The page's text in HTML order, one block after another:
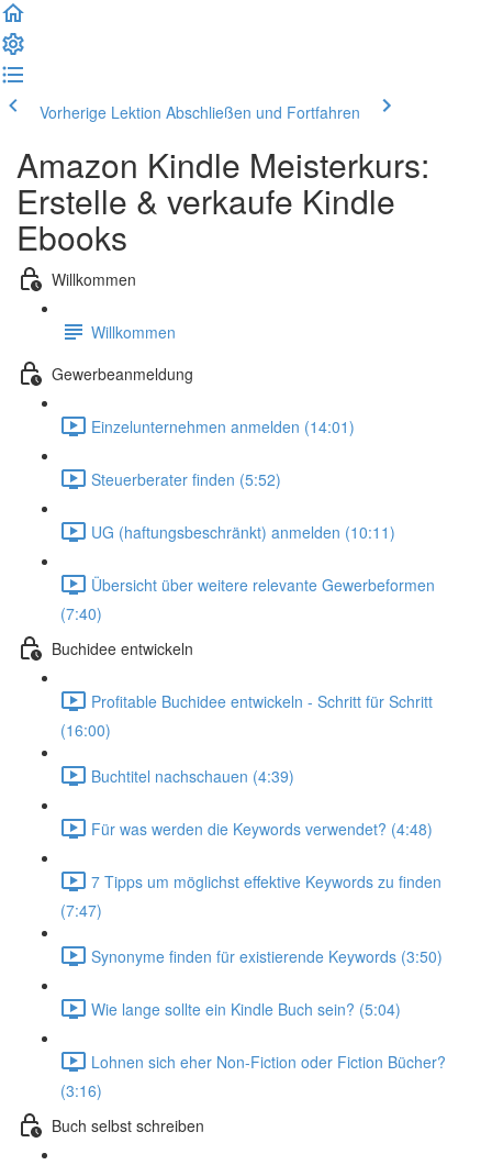
Vorherige Lektion Abschließen und Fortfahren
Amazon Kindle Meisterkurs:
Erstelle & verkaufe Kindle
Ebooks
Willkommen
Willkommen
Gewerbeanmeldung
Einzelunternehmen anmelden (14:01)
Steuerberater finden (5:52)
UG (haftungsbeschränkt) anmelden (10:11)
Übersicht über weitere relevante Gewerbeformen
(7:40)
Buchidee entwickeln
Profitable Buchidee entwickeln - Schritt für Schritt
(16:00)
Buchtitel nachschauen (4:39)
Für was werden die Keywords verwendet? (4:48)
7 Tipps um möglichst effektive Keywords zu finden
(7:47)
Synonyme finden für existierende Keywords (3:50)
Wie lange sollte ein Kindle Buch sein? (5:04)
Lohnen sich eher Non-Fiction oder Fiction Bücher?
(3:16)
Buch selbst schreiben